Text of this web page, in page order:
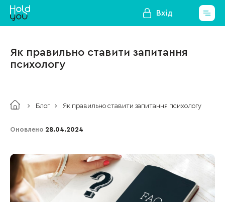
Вхід
Як правильно ставити запитання
психологу
Блог Як правильно ставити запитання психологу
Оновлено 28.04.2024